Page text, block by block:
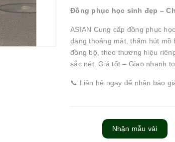
Đồng phục học sinh đẹp –
ASIAN Cung cấp đồng phục
dạng thoáng mát, thấm hút mồ
đồng bộ, theo thương hiệu
sắc nét. Giá tốt – Giao nhanh
📞 Liên hệ ngay để nhận báo
Nhận mẫu vải